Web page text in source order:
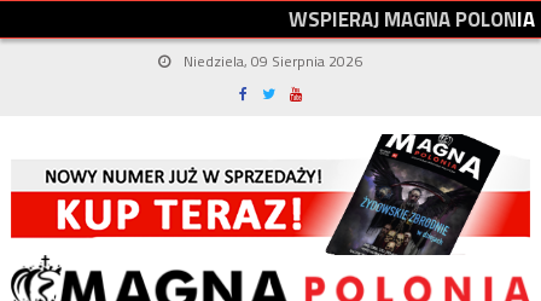
WSPIERAJMAGNAPOLONIA
Niedziela, 09 Sierpnia 2026